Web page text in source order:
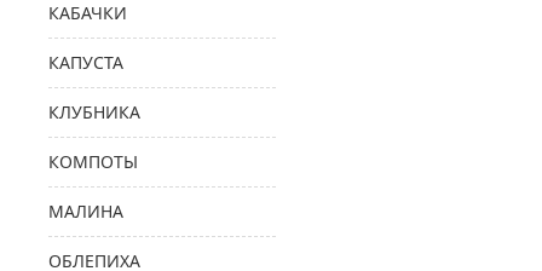
КАБАЧКИ
КАПУСТА
КЛУБНИКА
КОМПОТЫ
МАЛИНА
ОБЛЕПИХА